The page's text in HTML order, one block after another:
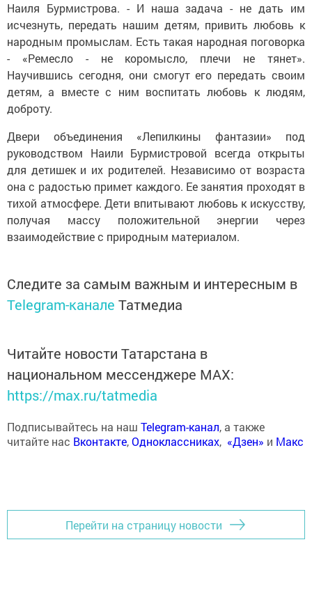
Наиля Бурмистрова. - И наша задача - не дать им
исчезнуть, передать нашим детям, привить любовь к
народным промыслам. Есть такая народная поговорка
- «Ремесло - не коромысло, плечи не тянет».
Научившись сегодня, они смогут его передать своим
детям, а вместе с ним воспитать любовь к людям,
доброту.
Двери объединения «Лепилкины фантазии» под
руководством Наили Бурмистровой всегда открыты
для детишек и их родителей. Независимо от возраста
она с радостью примет каждого. Ее занятия проходят в
тихой атмосфере. Дети впитывают любовь к искусству,
получая массу положительной энергии через
взаимодействие с природным материалом.
Следите за самым важным и интересным в
Telegram-канале Татмедиа
Читайте новости Татарстана в
национальном мессенджере MАХ:
https://max.ru/tatmedia
Подписывайтесь на наш Telegram-канал, а также
читайте нас Вконтакте,Одноклассниках, «Дзен» и Макс
Перейти на страницу новости